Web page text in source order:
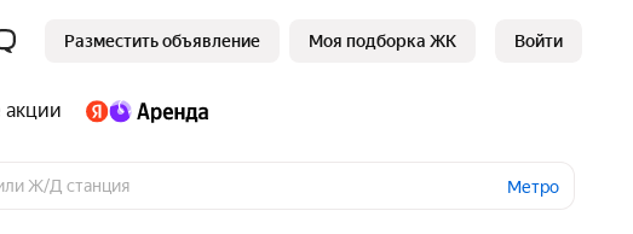
Разместить объявление Моя подборка ЖК Войти
акции
Метро